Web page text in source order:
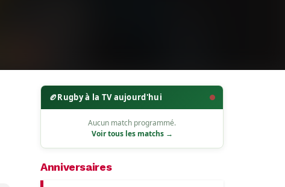
🏉Rugby à la TV aujourd'hui
Aucun match programmé.
Voir tous les matchs →
Anniversaires